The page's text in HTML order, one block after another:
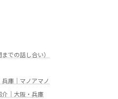
での話し合い）
庫｜マノアマノ
介｜大阪・兵庫